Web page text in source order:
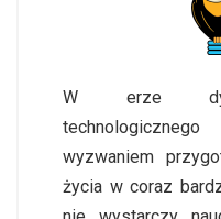
W erze
wyzwaniem
życia w coraz